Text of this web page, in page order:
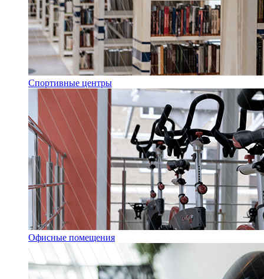
Спортивные центры
Офисные помещения